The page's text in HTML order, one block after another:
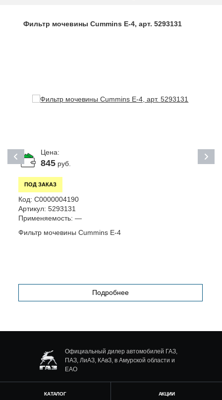
Фильтр мочевины Cummins Е-4, арт. 5293131
Цена:
845руб.
ПОД ЗАКАЗ
Код: С0000004190
Артикул: 5293131
Применяемость: —
Фильтр мочевины Cummins Е-4
Подробнее
Официальный дилер автомобилей ГАЗ,
ПАЗ, ЛиАЗ, КАвЗ, в Амурской области и
ЕАО
КАТАЛОГ АКЦИИ